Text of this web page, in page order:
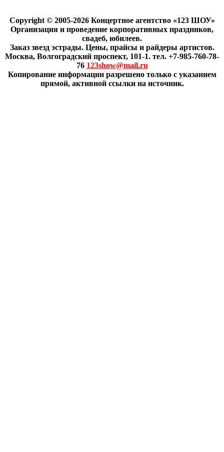
Copyright © 2005-2026 Концертное агентство «123 ШОУ»
Организация и проведение корпоративных праздников,
свадеб, юбилеев.
Заказ звезд эстрады. Цены, прайсы и райдеры артистов.
Москва, Волгоградский проспект, 101-1. тел. +7-985-760-78-
76 123show@mail.ru
Копирование информации разрешено только с указанием
прямой, активной ссылки на источник.